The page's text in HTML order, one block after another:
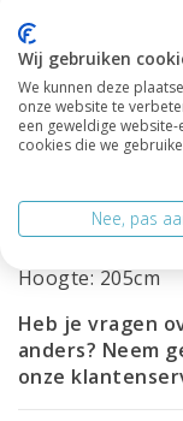
Vakkenkast
stijlvolle keuze
kwaliteit en
meubel aan te
Afmetingen:
Diepte: 42cm
Hoogte: 205cm
Heb je vragen
anders? Neem
onze
Wij gebruiken
We kunnen deze
onze website te
een geweldige
cookies die we
Nee, pas